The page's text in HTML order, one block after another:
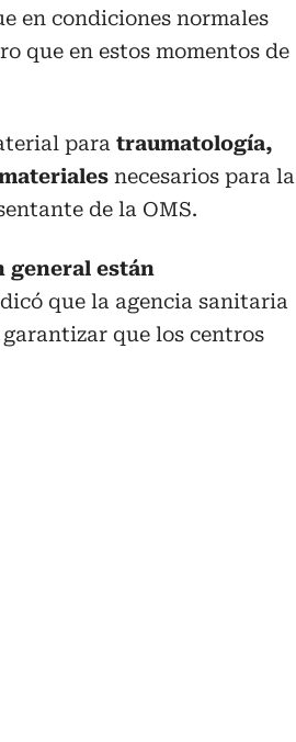
en condiciones normales
que en estos momentos de
para traumatología,
necesarios para la
de la OMS.
general están
que la agencia sanitaria
que los centros